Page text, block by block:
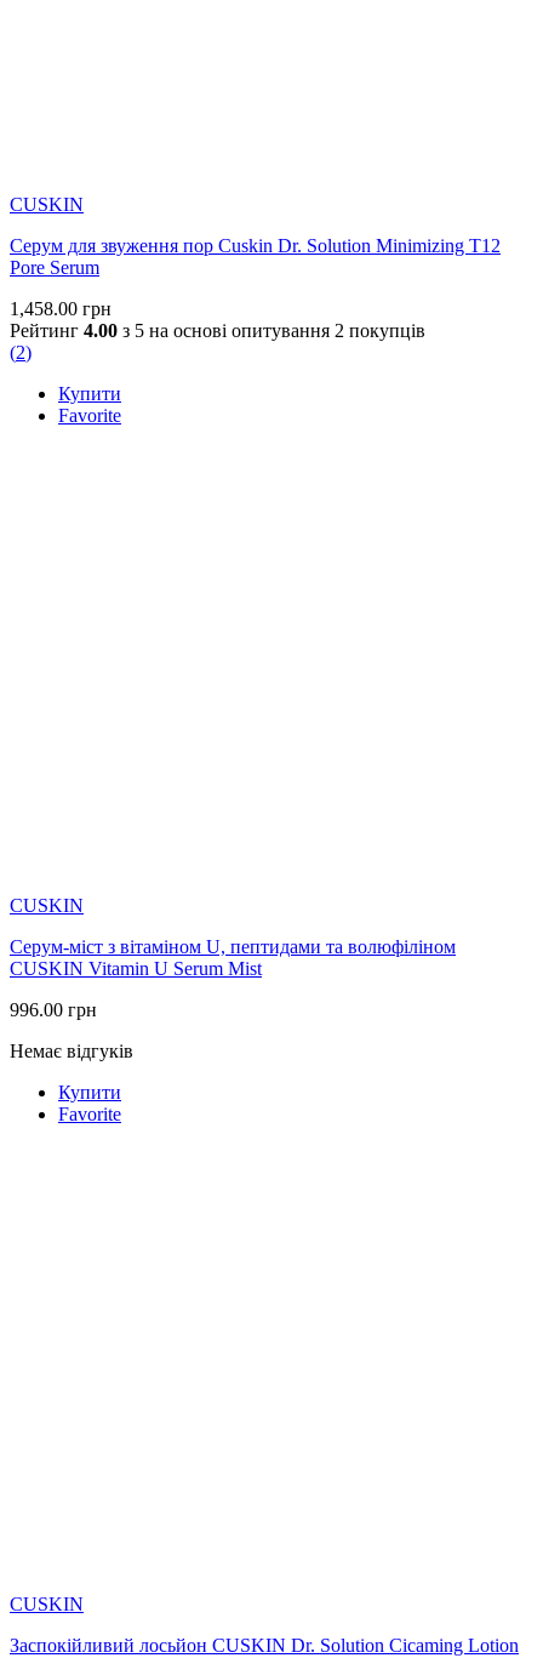
CUSKIN
Серум для звуження пор Cuskin Dr. Solution Minimizing T12
Pore Serum
1,458.00 грн
Рейтинг 4.00 з 5 на основі опитування 2 покупців
(2)
Купити
Favorite
CUSKIN
Серум-міст з вітаміном U, пептидами та волюфіліном
CUSKIN Vitamin U Serum Mist
996.00 грн
Немає відгуків
Купити
Favorite
CUSKIN
Заспокійливий лосьйон CUSKIN Dr. Solution Cicaming Lotion